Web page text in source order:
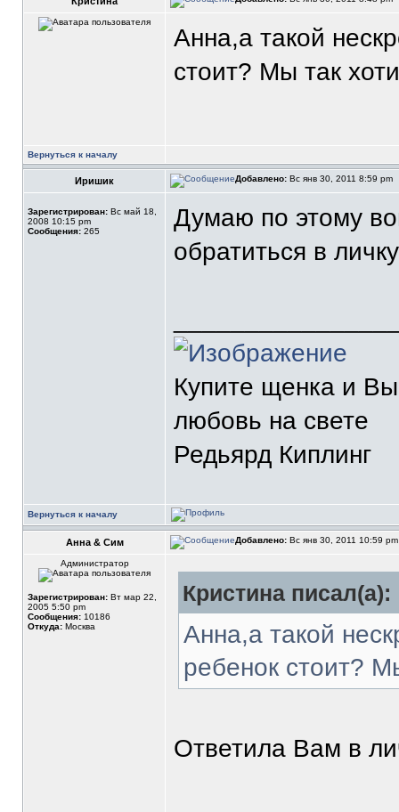
Анна,а такой
стоит? Мы так
Вернуться к началу
Иришик Добавлено: Вс янв 30, 2011 8:59 pm
Зарегистрирован: Вс май 18,
2008 10:15 pm
Сообщения: 265
Думаю по этому
обратиться в
Купите щенка и
любовь на свете
Редьярд Киплинг
Вернуться к началу
Анна & Сим Добавлено: Вс янв 30, 2011 10:59
Администратор
Зарегистрирован: Вт мар 22,
2005 5:50 pm
Сообщения: 10186
Откуда: Москва
Кристина писал(а):
Анна,а такой
ребенок стоит?
Ответила Вам в